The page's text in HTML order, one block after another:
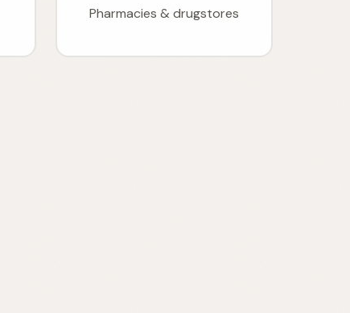
Pharmacies & drugstores